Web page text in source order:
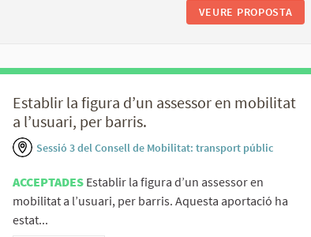
VEURE PROPOSTA
Establir la figura d’un assessor en mobilitat
a l’usuari, per barris.
Sessió 3 del Consell de Mobilitat: transport públic
ACCEPTADES Establir la figura d’un assessor en
mobilitat a l’usuari, per barris. Aquesta aportació ha
estat...